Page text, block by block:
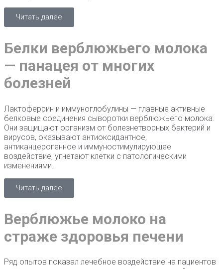
Читать далее
Белки верблюжьего молока
— панацея от многих
болезней
Лактоферрин и иммуноглобулины — главные активные
белковые соединения сыворотки верблюжьего молока.
Они защищают организм от болезнетворных бактерий и
вирусов, оказывают антиоксидантное,
антиканцерогенное и иммуностимулирующее
воздействие, угнетают клетки с патологическими
изменениями.
Читать далее
Верблюжье молоко на
страже здоровья печени
Ряд опытов показал лечебное воздействие на пациентов